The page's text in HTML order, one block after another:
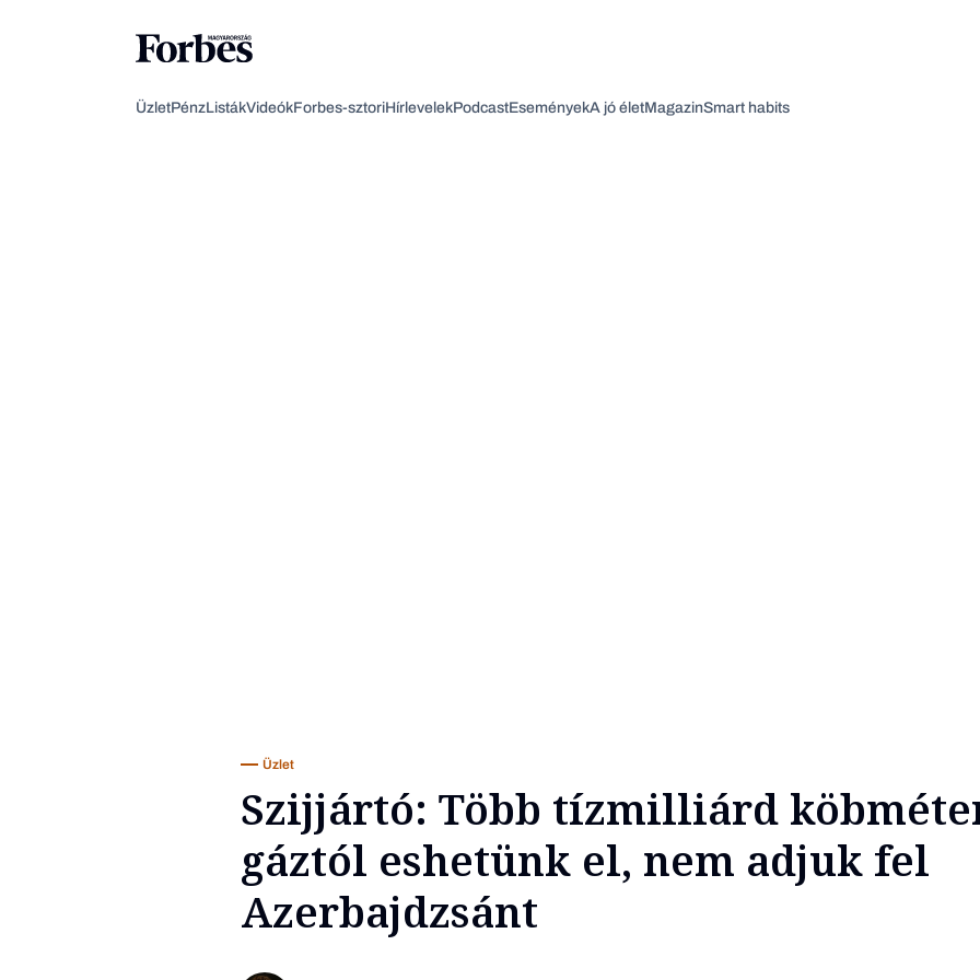
ÜzletPénzListákVideókForbes-sztoriHírlevelekPodcastEseményekA jó életMagazinSmart habits
Üzlet
Szijjártó: Több tízmilliárd
gáztól eshetünk el, nem adjuk fel
Azerbajdzsánt